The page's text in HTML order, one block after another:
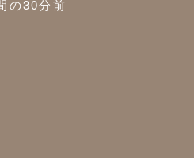
の30分前